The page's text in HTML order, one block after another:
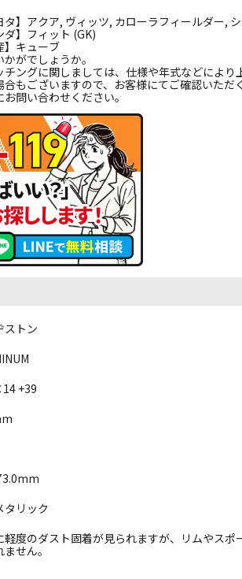
タ】アクア, ヴィッツ, カローラフィールダー,
ダ】フィット (GK)
】キューブ
がでしょうか。
ングに関しましては、仕様や年式などにより
合もございますので、お客様にてご確認いただ
お問い合わせください。
ストン
+39
タリック
軽度のダスト固着が見られますが、リムやスポ
せん。